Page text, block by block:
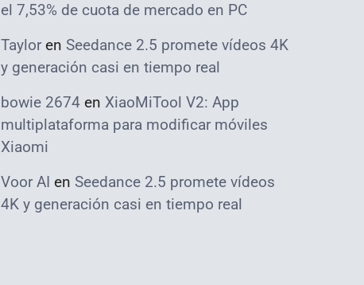
el 7,53% de cuota de mercado en PC
Taylor en Seedance 2.5 promete vídeos 4K
y generación casi en tiempo real
bowie 2674 en XiaoMiTool V2: App
multiplataforma para modificar móviles
Xiaomi
Voor AI en Seedance 2.5 promete vídeos
4K y generación casi en tiempo real